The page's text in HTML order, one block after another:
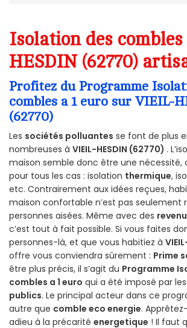
Isolation des
HESDIN (62770)
Profitez du Programme
combles a 1 euro sur VIEIL-
(62770)
Les sociétés polluantes se font de plus
nombreuses à VIEIL-HESDIN (62770) .
maison semble donc être une nécessité,
pour tous les cas : isolation thermique,
etc. Contrairement aux idées reçues,
maison confortable n’est pas seulement
personnes aisées. Même avec des
c’est tout à fait possible. Si vous faites
personnes-là, et que vous habitiez à
offre vous conviendra sûrement : Prime
être plus précis, il s’agit du Programme
combles a 1 euro qui a été imposé par les
publics. Le principal acteur dans ce
autre que comble eco energie.
adieu à la précarité energetique ! Il faut